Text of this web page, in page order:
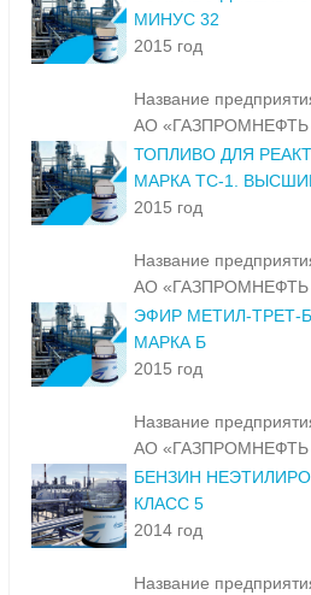
МИНУС 32
2015 год
Название
АО «ГАЗПРОМНЕФТЬ
ТОПЛИВО ДЛЯ
МАРКА ТС-1.
2015 год
Название
АО «ГАЗПРОМНЕФТЬ
ЭФИР МЕТИЛ-ТРЕТ-
МАРКА Б
2015 год
Название
АО «ГАЗПРОМНЕФТЬ
БЕНЗИН
КЛАСС 5
2014 год
Название